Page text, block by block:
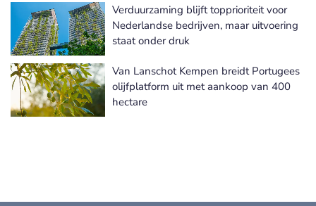
Verduurzaming blijft topprioriteit voor
Nederlandse bedrijven, maar uitvoering
staat onder druk
Van Lanschot Kempen breidt Portugees
olijfplatform uit met aankoop van 400
hectare